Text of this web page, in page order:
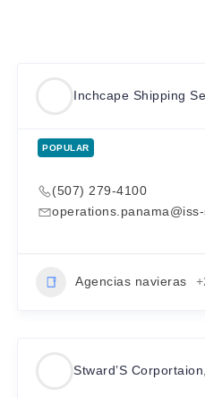
Inchcape Shipping
POPULAR
(507) 279-4100
Agencias navieras
Stward’S